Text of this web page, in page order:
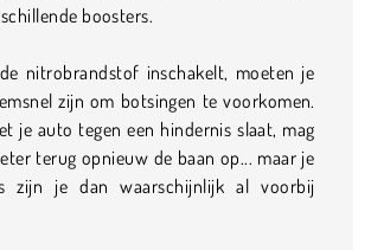
boosters.
nitrobrandstof inschakelt, moeten je
zijn om botsingen te voorkomen.
je auto tegen een hindernis slaat, mag
terug opnieuw de baan op... maar je
zijn je dan waarschijnlijk al voorbij